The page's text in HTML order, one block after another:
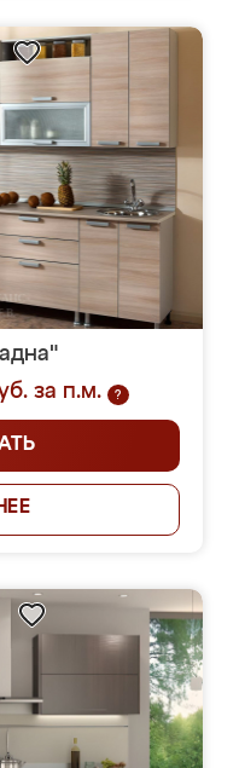
за п.м.
?